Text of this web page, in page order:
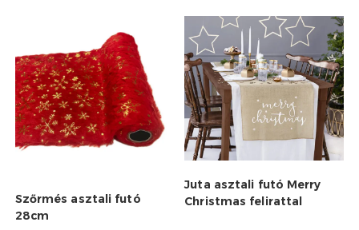
Szőrmés asztali futó
28cm
Juta asztali futó Merry
Christmas felirattal